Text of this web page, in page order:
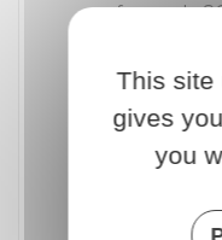
forme de
Société
l'exercice
This site
gives
you